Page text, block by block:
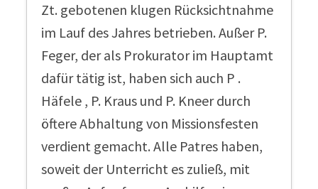
Zt. gebotenen klugen Rücksichtnahme
im Lauf des Jahres betrieben. Außer P.
Feger, der als Prokurator im Hauptamt
dafür tätig ist, haben sich auch P .
Häfele , P. Kraus und P. Kneer durch
öftere Abhaltung von Missionsfesten
verdient gemacht. Alle Patres haben,
soweit der Unterricht es zuließ, mit